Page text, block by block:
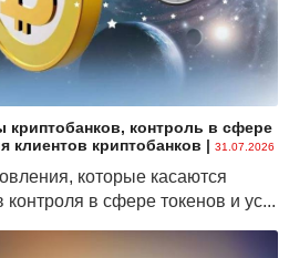
криптобанков, контроль в сфере
клиентов криптобанков | 31.07.2026
которые касаются
контроля в сфере токенов и ус...